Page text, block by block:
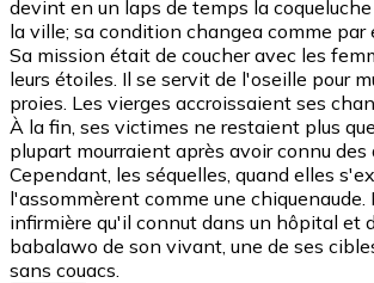
devint en un laps de temps la
la ville; sa condition changea comme par
Sa mission était de coucher avec les
leurs étoiles. Il se servit de l'oseille pour
proies. Les vierges accroissaient ses
À la fin, ses victimes ne restaient plus
plupart mourraient après avoir connu des
Cependant, les séquelles, quand elles
l'assommèrent comme une chiquenaude.
infirmière qu'il connut dans un hôpital et
babalawo de son vivant, une de ses
sans couacs.